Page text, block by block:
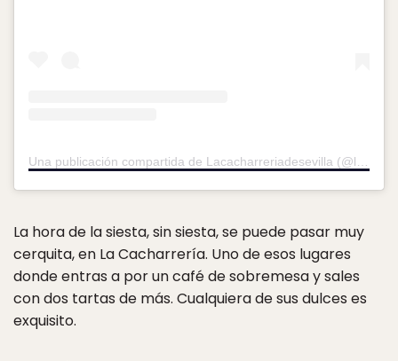
Una publicación compartida de Lacacharreriadesevilla (@lacacharreriadesevilla)
La hora de la siesta, sin siesta, se puede pasar muy
cerquita, en La Cacharrería. Uno de esos lugares
donde entras a por un café de sobremesa y sales
con dos tartas de más. Cualquiera de sus dulces es
exquisito.